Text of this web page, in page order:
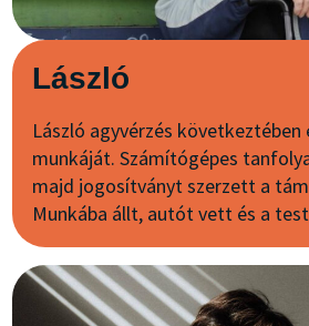
László
László agyvérzés
munkáját. Számítógépes
majd jogosítványt szerzett a
Munkába állt, autót vett és a